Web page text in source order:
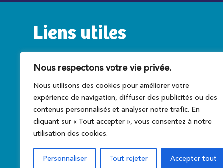
Nous respectons votre vie privée.
Nous utilisons des cookies pour améliorer votre
expérience de navigation, diffuser des publicités ou des
contenus personnalisés et analyser notre trafic. En
cliquant sur « Tout accepter », vous consentez à notre
utilisation des cookies.
Personnaliser Tout rejeter Accepter tout
Liens utiles
Service public